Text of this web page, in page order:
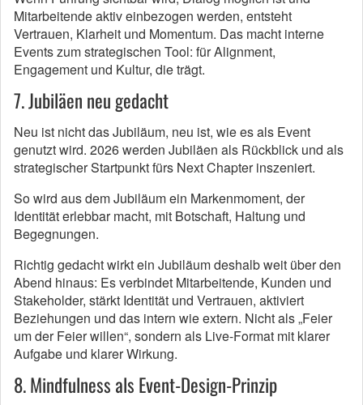
Mitarbeitende aktiv einbezogen werden, entsteht
Vertrauen, Klarheit und Momentum. Das macht interne
Events zum strategischen Tool: für Alignment,
Engagement und Kultur, die trägt.
7. Jubiläen neu gedacht
Neu ist nicht das Jubiläum, neu ist, wie es als Event
genutzt wird. 2026 werden Jubiläen als Rückblick und als
strategischer Startpunkt fürs Next Chapter inszeniert.
So wird aus dem Jubiläum ein Markenmoment, der
Identität erlebbar macht, mit Botschaft, Haltung und
Begegnungen.
Richtig gedacht wirkt ein Jubiläum deshalb weit über den
Abend hinaus: Es verbindet Mitarbeitende, Kunden und
Stakeholder, stärkt Identität und Vertrauen, aktiviert
Beziehungen und das intern wie extern. Nicht als „Feier
um der Feier willen“, sondern als Live-Format mit klarer
Aufgabe und klarer Wirkung.
8. Mindfulness als Event-Design-Prinzip